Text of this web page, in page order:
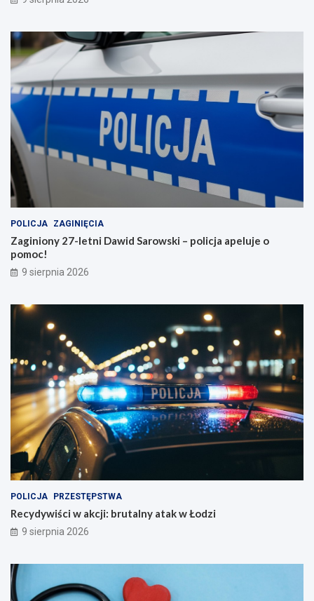
POLICJA ZAGINIĘCIA
Zaginiony 27-letni Dawid Sarowski – policja apeluje o
pomoc!
9 sierpnia 2026
POLICJA PRZESTĘPSTWA
Recydywiści w akcji: brutalny atak w Łodzi
9 sierpnia 2026